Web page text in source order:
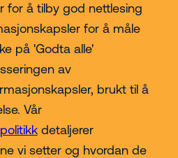
for å tilby god nettlesing
for å måle
på 'Godta alle'
av
brukt til å
Vår
detaljerer
vi setter og hvordan de